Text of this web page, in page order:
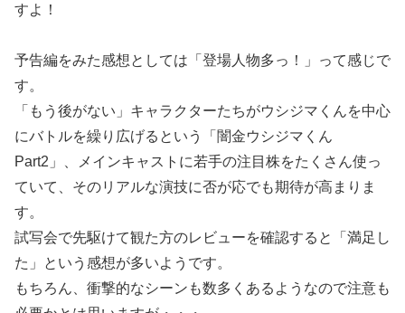
すよ！
予告編をみた感想としては「登場人物多っ！」って感じで
す。
「もう後がない」キャラクターたちがウシジマくんを中心
にバトルを繰り広げるという「闇金ウシジマくん
Part2」、メインキャストに若手の注目株をたくさん使っ
ていて、そのリアルな演技に否が応でも期待が高まりま
す。
試写会で先駆けて観た方のレビューを確認すると「満足し
た」という感想が多いようです。
もちろん、衝撃的なシーンも数多くあるようなので注意も